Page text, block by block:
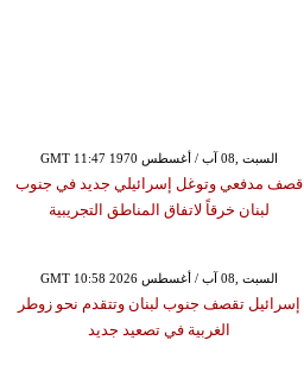
GMT 11:47 1970 السبت ,08 آب / أغسطس
قصف مدفعي وتوغل إسرائيلي جديد في جنوب
لبنان خرقاً لاتفاق المناطق التجريبية
GMT 10:58 2026 السبت ,08 آب / أغسطس
إسرائيل تقصف جنوب لبنان وتتقدم نحو زوطر
الغربية في تصعيد جديد